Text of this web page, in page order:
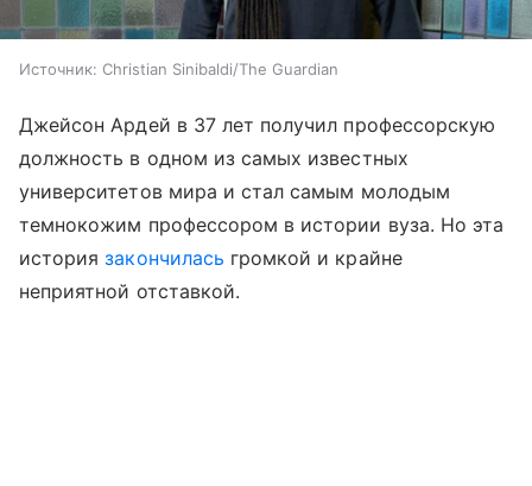
Источник: Christian Sinibaldi/The Guardian
Джейсон Ардей в 37 лет получил профессорскую
должность в одном из самых известных
университетов мира и стал самым молодым
темнокожим профессором в истории вуза. Но эта
историязакончилась громкой и крайне
неприятной отставкой.